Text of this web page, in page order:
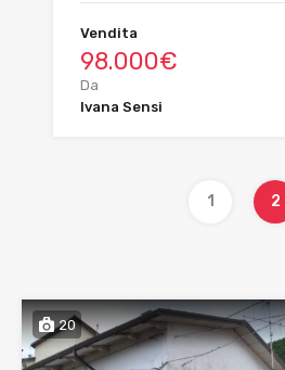
Vendita
98.000€
Da
Ivana Sensi
1 2
20